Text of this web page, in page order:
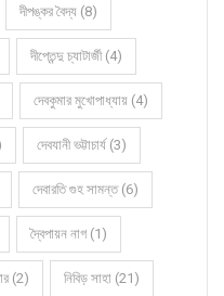
দীপঙ্কর বৈদ্য (8)
দীপ্তেন্দু চ্যাটার্জী (4)
দেবকুমার মুখোপাধ্যায় (4)
দেবযানী ভট্টাচার্য (3)
দেবারতি গুহ সামন্ত (6)
দ্বৈপায়ন নাগ (1)
(2) নিবিড় সাহা (21)